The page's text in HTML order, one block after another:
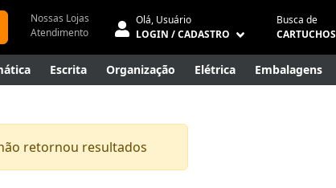
Nossas Lojas
Atendimento
Olá, Usuário
LOGIN / CADASTRO
Busca de
CARTUCHOS
Escrita Organização Elétrica Embalagens
retornou resultados